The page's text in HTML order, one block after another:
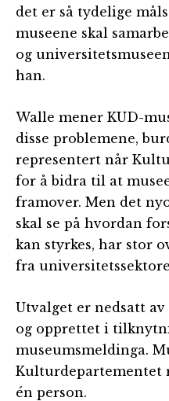
det er så tydelige
museene skal
og
han.
Walle mener KUD-
disse problemene,
representert når
for å bidra til at
framover. Men det
skal se på hvordan
kan styrkes, har stor
fra
Utvalget er nedsatt
og opprettet i
museumsmeldinga.
Kulturdepartementet
én person.